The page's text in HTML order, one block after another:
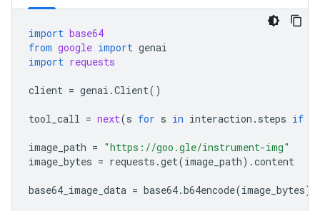
import base64
from google import genai
import requests
client = genai .Client()
tool_call = next(s for s in interaction . steps if
image_path = "https://goo.gle/instrument-img"
image_bytes = requests .get(image_path) .content
base64_image_data = base64.b64encode(image_bytes)